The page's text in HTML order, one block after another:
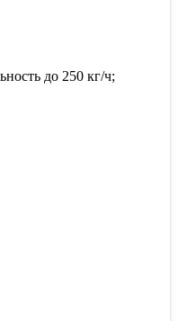
до 250 кг/ч;